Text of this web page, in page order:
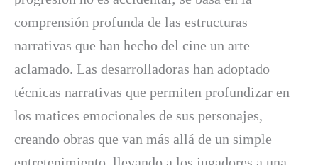
comprensión profunda de las estructuras
narrativas que han hecho del cine un arte
aclamado. Las desarrolladoras han adoptado
técnicas narrativas que permiten profundizar en
los matices emocionales de sus personajes,
creando obras que van más allá de un simple